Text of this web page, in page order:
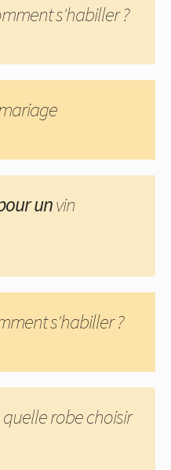
s'habiller ?
unvin
s'habiller ?
robe choisir